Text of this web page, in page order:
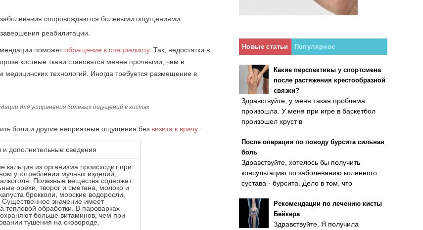
сопровождаются болевыми ощущениями.
реабилитации.
поможетобращение к специалисту. Так, недостатки в
костные ткани становятся менее прочными, чем в
технологий. Иногда требуется размещение в
для устранения болевых ощущений в костях
боли и другие неприятные ощущения без визита к врачу.
и дополнительные сведения
кальция из организма происходит при
употреблении мучных изделий,
Полезные вещества содержат:
орехи, творог и сметана, молоко и
брокколи, морские водоросли,
значение имеет
тепловой обработки. В пароварках
больше витаминов, чем при
тушения на сковороде.
Новые статьи Популярное
Какие перспективы у спортсмена
после растяжения крестообразной
связки?
Здравствуйте, у меня такая проблема
произошла. У меня при игре в баскетбол
произошел хруст в
После операции по поводу бурсита сильная
боль
Здравствуйте, хотелось бы получить
консультацию по заболеванию коленного
сустава - бурсита. Дело в том, что
Рекомендации по лечению кисты
Бейкера
Здравствуйте. Я получила